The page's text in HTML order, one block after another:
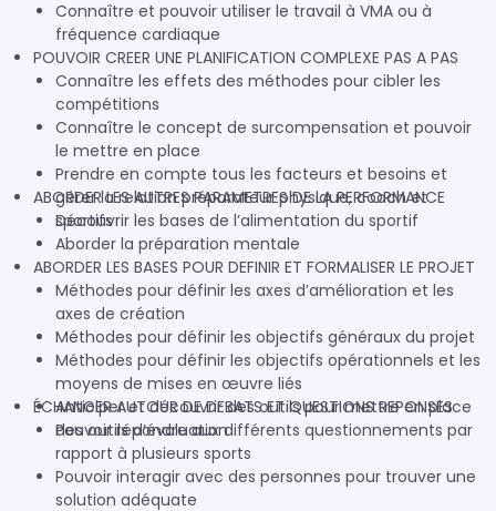
Connaître et pouvoir utiliser le travail à VMA ou à
fréquence cardiaque
POUVOIR CREER UNE PLANIFICATION COMPLEXE PAS A PAS
Connaître les effets des méthodes pour cibler les
compétitions
Connaître le concept de surcompensation et pouvoir
le mettre en place
Prendre en compte tous les facteurs et besoins et
gérer la relation préparateur physique, coach et
sportifs
ABORDER LES AUTRES PARAMETRES DE LA PERFORMANCE
Découvrir les bases de l’alimentation du sportif
Aborder la préparation mentale
ABORDER LES BASES POUR DEFINIR ET FORMALISER LE PROJET
Méthodes pour définir les axes d’amélioration et les
axes de création
Méthodes pour définir les objectifs généraux du projet
Méthodes pour définir les objectifs opérationnels et les
moyens de mises en œuvre liés
Anticiper et découvrir des outils pour mettre en place
des outils d’évaluation
ÉCHANGER AUTOUR DE DEBATS ET QUESTIONS REPONSES
Pouvoir répondre aux différents questionnements par
rapport à plusieurs sports
Pouvoir interagir avec des personnes pour trouver une
solution adéquate